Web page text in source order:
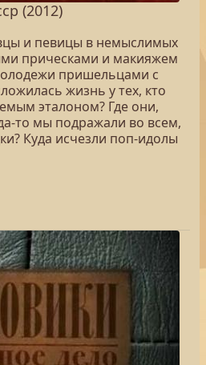
(2012)
и певицы в немыслимых
прическами и макияжем
пришельцами с
жизнь у тех, кто
эталоном? Где они,
то мы подражали во всем,
Куда исчезли поп-идолы